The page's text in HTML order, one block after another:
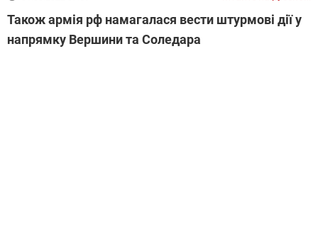
Також армія рф намагалася вести штурмові дії у
напрямку Вершини та Соледара